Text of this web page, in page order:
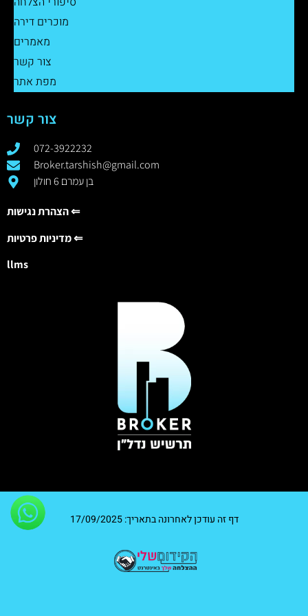
מוכרים דירה
מאמרים
צור קשר
מפת אתר
צור קשר
072-3922232
Broker.tarshish@gmail.com
בן עמרם 6 חולון
הצהרת נגישות ⇐
מדיניות פרטיות ⇐
llms
דף זה עודכן לאחרונה בתאריך: 17/09/2025